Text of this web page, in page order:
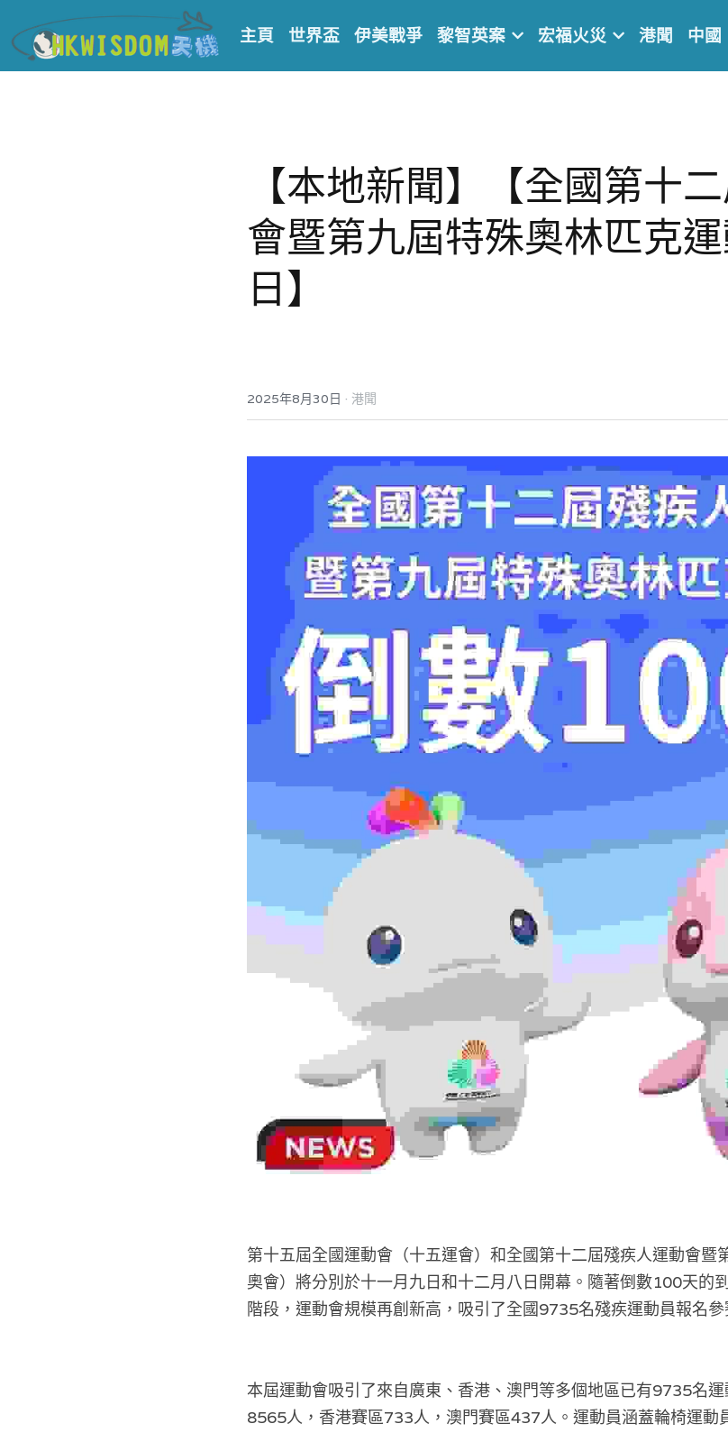
主頁 世界盃 伊美戰爭 黎智英案 宏福火災 港聞 中國
【本地新聞】【全國第十
會暨第九屆特殊奧林匹克
日】
2025年8月30日 · 港聞
第十五屆全國運動會（十五運會）和全國第十二屆殘疾人運動會暨
奧會）將分別於十一月九日和十二月八日開幕。隨著倒數100天的
階段，運動會規模再創新高，吸引了全國9735名殘疾運動員報名參
本屆運動會吸引了來自廣東、香港、澳門等多個地區已有9735名
8565人，香港賽區733人，澳門賽區437人。運動員涵蓋輪椅運動